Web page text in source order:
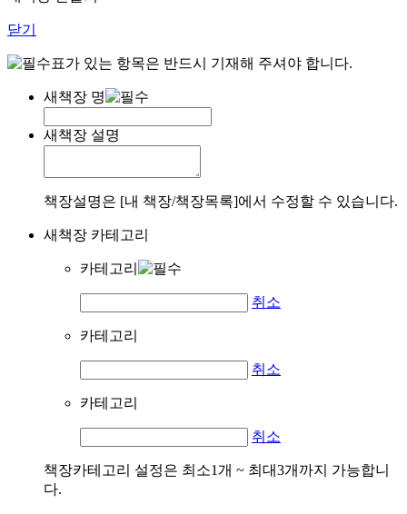
닫기
표가 있는 항목은 반드시 기재해 주셔야 합니다.
새책장 명
새책장 설명
책장설명은 [내 책장/책장목록]에서 수정할 수 있습니다.
새책장 카테고리
카테고리
취소
카테고리
취소
카테고리
취소
책장카테고리 설정은 최소1개 ~ 최대3개까지 가능합니
다.